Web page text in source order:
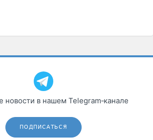
новости в нашем Telegram‑канале
ПОДПИСАТЬСЯ